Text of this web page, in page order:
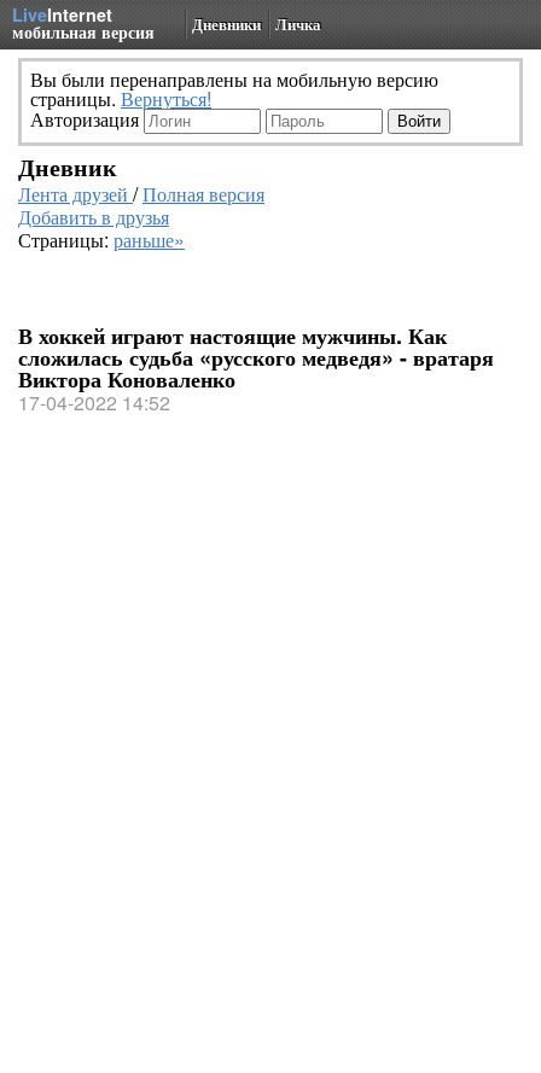
LiveInternet
мобильная версия Дневники Личка
Вы были перенаправлены на мобильную версию
страницы. Вернуться!
Авторизация
Дневник
Лента друзей /Полная версия
Добавить в друзья
Страницы: раньше»
В хоккей играют настоящие мужчины. Как
сложилась судьба «русского медведя» - вратаря
Виктора Коноваленко
17-04-2022 14:52